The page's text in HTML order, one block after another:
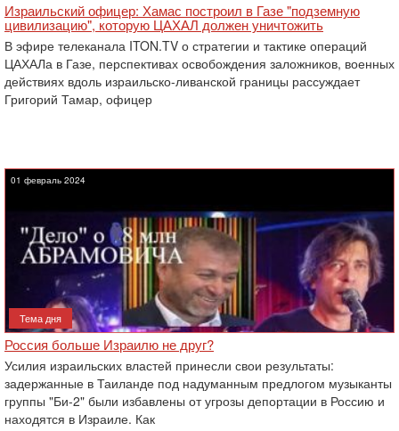
Израильский офицер: Хамас построил в Газе "подземную
цивилизацию", которую ЦАХАЛ должен уничтожить
В эфире телеканала ITON.TV о стратегии и тактике операций
ЦАХАЛа в Газе, перспективах освобождения заложников, военных
действиях вдоль израильско-ливанской границы рассуждает
Григорий Тамар, офицер
01 февраль 2024
Тема дня
Россия больше Израилю не друг?
Усилия израильских властей принесли свои результаты:
задержанные в Таиланде под надуманным предлогом музыканты
группы "Би-2" были избавлены от угрозы депортации в Россию и
находятся в Израиле. Как